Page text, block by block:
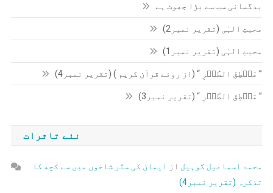
بدگمانی سب سے بڑا جھوٹ ہے
محبتِ الہٰی (تقریر نمبر2)
محبتِ الہٰی (تقریر نمبر1)
” مَنۡطِقَ الطَّیۡرِ “ (از روئے قرآن کریم ) (تقریر نمبر4)
” مَنۡطِقَ الطَّیۡرِ “ (تقریر نمبر3)
نئے تاثرات
محمد اسماعیل گوہیل از
ایمان کی ستّر شاخوں میں سے کچھ کا
تذکرہ (تقریر نمبر4)